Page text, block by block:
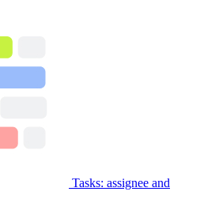
Tasks: assignee and